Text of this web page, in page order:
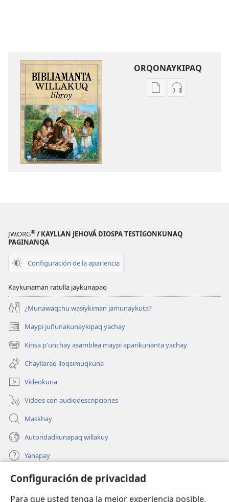
Configuración de privacidad
Para que usted tenga la mejor experiencia posible,
ORQONAYKIPAQ
KaypiKaypin
JW.ORG® / KAYLLAN JEHOVÁ DIOSPA TESTIGONKUNAQ
PAGINANQA
Configuración de la apariencia
Kaykunaman ratulla jaykunapaq
¿Munawaqchu wasiykiman jamunaykuta?
Maypi juñunakunaykipaq yachay
(abre
una
nueva
ventana)
Kinsa p'unchay asamblea maypi aparikunanta yachay
(abre
una
nueva
ventana)
Chayllaraq lloqsimuqkuna
Videokuna
Videos con audiodescripciones
Maskhay
Autoridadkunapaq willakuy
Yanapay
Donacionta churanapaq
una